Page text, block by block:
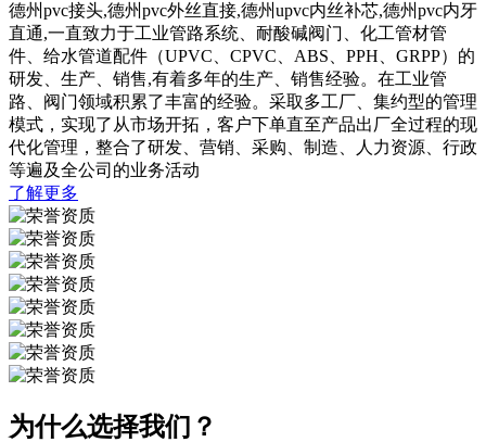
德州pvc接头,德州pvc外丝直接,德州upvc内丝补芯,德州pvc内牙
直通,一直致力于工业管路系统、耐酸碱阀门、化工管材管
件、给水管道配件（UPVC、CPVC、ABS、PPH、GRPP）的
研发、生产、销售,有着多年的生产、销售经验。在工业管
路、阀门领域积累了丰富的经验。采取多工厂、集约型的管理
模式，实现了从市场开拓，客户下单直至产品出厂全过程的现
代化管理，整合了研发、营销、采购、制造、人力资源、行政
等遍及全公司的业务活动
了解更多
为什么选择我们？